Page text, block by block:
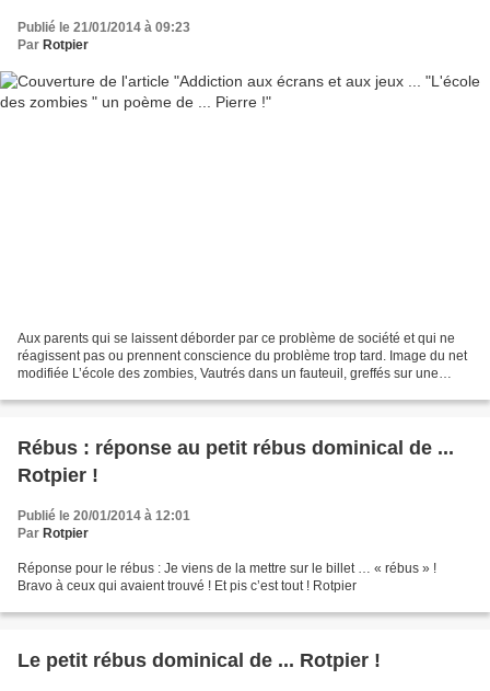
Publié le 21/01/2014 à 09:23
Par Rotpier
Aux parents qui se laissent déborder par ce problème de société et qui ne
réagissent pas ou prennent conscience du problème trop tard. Image du net
modifiée L’école des zombies, Vautrés dans un fauteuil, greffés sur une
Rébus : réponse au petit rébus dominical de ...
Rotpier !
Publié le 20/01/2014 à 12:01
Par Rotpier
Réponse pour le rébus : Je viens de la mettre sur le billet … « rébus » !
Bravo à ceux qui avaient trouvé ! Et pis c’est tout ! Rotpier
Le petit rébus dominical de ... Rotpier !